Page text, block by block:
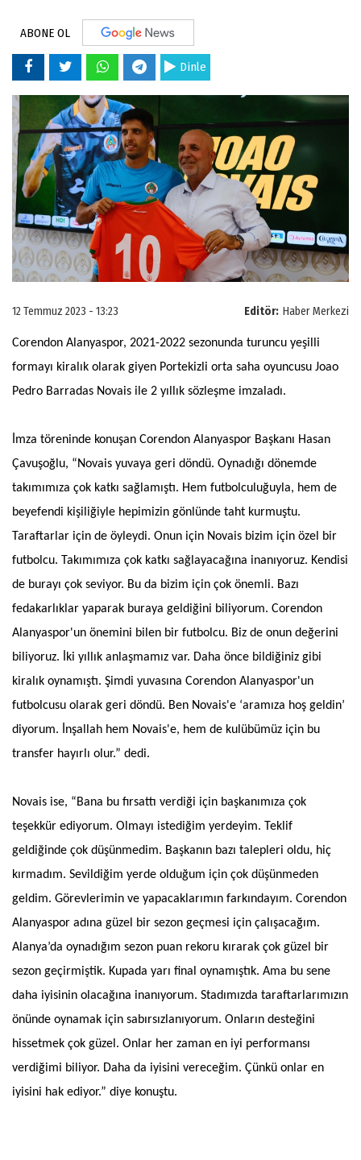
ABONE OL
Dinle
Editör: Haber Merkezi
12 Temmuz 2023 - 13:23
Corendon Alanyaspor, 2021-2022 sezonunda turuncu yeşilli
formayı kiralık olarak giyen Portekizli orta saha oyuncusu Joao
Pedro Barradas Novais ile 2 yıllık sözleşme imzaladı.
İmza töreninde konuşan Corendon Alanyaspor Başkanı Hasan
Çavuşoğlu, “Novais yuvaya geri döndü. Oynadığı dönemde
takımımıza çok katkı sağlamıştı. Hem futbolculuğuyla, hem de
beyefendi kişiliğiyle hepimizin gönlünde taht kurmuştu.
Taraftarlar için de öyleydi. Onun için Novais bizim için özel bir
futbolcu. Takımımıza çok katkı sağlayacağına inanıyoruz. Kendisi
de burayı çok seviyor. Bu da bizim için çok önemli. Bazı
fedakarlıklar yaparak buraya geldiğini biliyorum. Corendon
Alanyaspor'un önemini bilen bir futbolcu. Biz de onun değerini
biliyoruz. İki yıllık anlaşmamız var. Daha önce bildiğiniz gibi
kiralık oynamıştı. Şimdi yuvasına Corendon Alanyaspor'un
futbolcusu olarak geri döndü. Ben Novais'e ‘aramıza hoş geldin’
diyorum. İnşallah hem Novais'e, hem de kulübümüz için bu
transfer hayırlı olur.” dedi.
Novais ise, “Bana bu fırsattı verdiği için başkanımıza çok
teşekkür ediyorum. Olmayı istediğim yerdeyim. Teklif
geldiğinde çok düşünmedim. Başkanın bazı talepleri oldu, hiç
kırmadım. Sevildiğim yerde olduğum için çok düşünmeden
geldim. Görevlerimin ve yapacaklarımın farkındayım. Corendon
Alanyaspor adına güzel bir sezon geçmesi için çalışacağım.
Alanya’da oynadığım sezon puan rekoru kırarak çok güzel bir
sezon geçirmiştik. Kupada yarı final oynamıştık. Ama bu sene
daha iyisinin olacağına inanıyorum. Stadımızda taraftarlarımızın
önünde oynamak için sabırsızlanıyorum. Onların desteğini
hissetmek çok güzel. Onlar her zaman en iyi performansı
verdiğimi biliyor. Daha da iyisini vereceğim. Çünkü onlar en
iyisini hak ediyor.” diye konuştu.